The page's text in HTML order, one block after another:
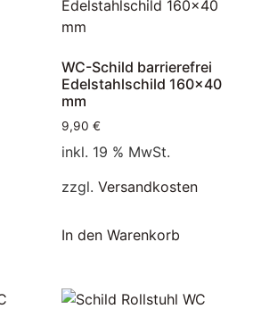
WC-Schild barrierefrei
Edelstahlschild 160×40
mm
9,90 €
inkl. 19 % MwSt.
zzgl. Versandkosten
In den Warenkorb